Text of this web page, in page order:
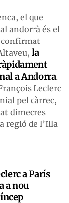
el que
andorrà és el
confirmat
, la
a Andorra.
Leclerc
pel càrrec,
dimecres
regió de l’Illa
a París
a nou